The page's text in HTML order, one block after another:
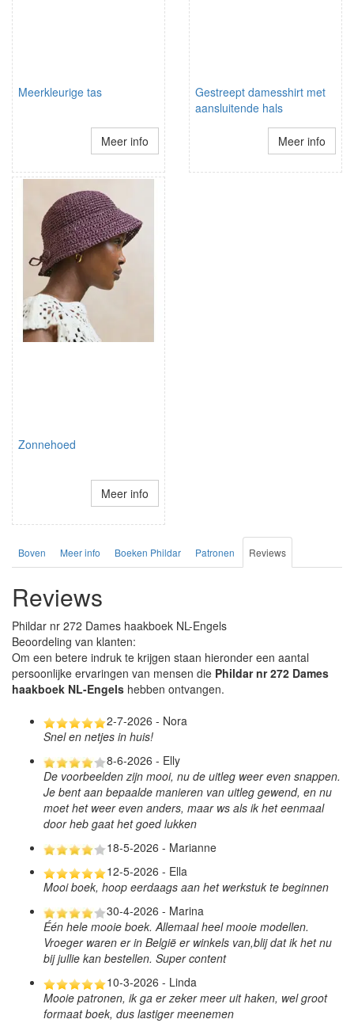
Meerkleurige tas
Meer info
Gestreept damesshirt met
aansluitende hals
Meer info
Zonnehoed
Meer info
Boven Meer info Boeken Phildar Patronen Reviews
Reviews
Phildar nr 272 Dames haakboek NL-Engels
Beoordeling van klanten:
Om een betere indruk te krijgen staan hieronder een aantal
persoonlijke ervaringen van mensen die Phildar nr 272 Dames
haakboek NL-Engels hebben ontvangen.
2-7-2026 - Nora
Snel en netjes in huis!
8-6-2026 - Elly
De voorbeelden zijn mooi, nu de uitleg weer even snappen.
Je bent aan bepaalde manieren van uitleg gewend, en nu
moet het weer even anders, maar ws als ik het eenmaal
door heb gaat het goed lukken
18-5-2026 - Marianne
12-5-2026 - Ella
Mooi boek, hoop eerdaags aan het werkstuk te beginnen
30-4-2026 - Marina
Één hele mooie boek. Allemaal heel mooie modellen.
Vroeger waren er in België er winkels van,blij dat ik het nu
bij jullie kan bestellen. Super content
10-3-2026 - Linda
Mooie patronen, ik ga er zeker meer uit haken, wel groot
formaat boek, dus lastiger meenemen